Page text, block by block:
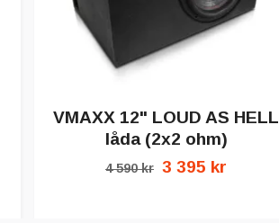
VMAXX 12" LOUD AS HELL
låda (2x2 ohm)
4 590 kr 3 395 kr